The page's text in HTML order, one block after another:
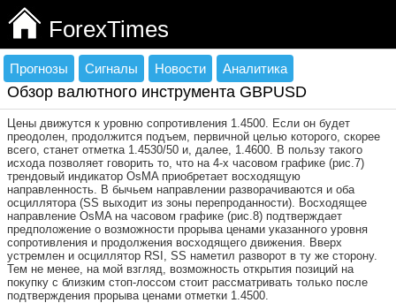
ForexTimes
Прогнозы Сигналы Новости Аналитика
Обзор валютного инструмента GBPUSD
Цены движутся к уровню сопротивления 1.4500. Если он будет
преодолен, продолжится подъем, первичной целью которого, скорее
всего, станет отметка 1.4530/50 и, далее, 1.4600. В пользу такого
исхода позволяет говорить то, что на 4-х часовом графике (рис.7)
трендовый индикатор OsMA приобретает восходящую
направленность. В бычьем направлении разворачиваются и оба
осциллятора (SS выходит из зоны перепроданности). Восходящее
направление OsMA на часовом графике (рис.8) подтверждает
предположение о возможности прорыва ценами указанного уровня
сопротивления и продолжения восходящего движения. Вверх
устремлен и осциллятор RSI, SS наметил разворот в ту же сторону.
Тем не менее, на мой взгляд, возможность открытия позиций на
покупку с близким стоп-лоссом стоит рассматривать только после
подтверждения прорыва ценами отметки 1.4500.